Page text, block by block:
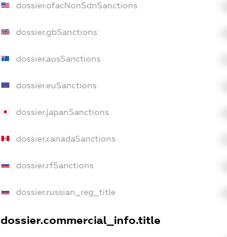
dossier.ofacNonSdnSanctions
dossier.gbSanctions
dossier.ausSanctions
dossier.euSanctions
dossier.japanSanctions
dossier.canadaSanctions
dossier.rfSanctions
dossier.russian_reg_title
dossier.commercial_info.title